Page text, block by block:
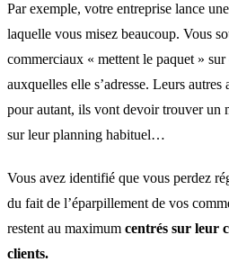
Par exemple, votre entreprise lance
laquelle vous misez beaucoup. Vous
commerciaux « mettent le paquet »
auxquelles elle s’adresse. Leurs autres
pour autant, ils vont devoir trouver un
sur leur planning habituel…
Vous avez identifié que vous perdez
du fait de l’éparpillement de vos
restent au maximum centrés sur leur
clients.